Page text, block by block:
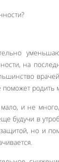
на
родить
и не много,
будучи в
но и